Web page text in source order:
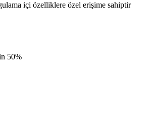
içi özelliklere özel erişime sahiptir
50%